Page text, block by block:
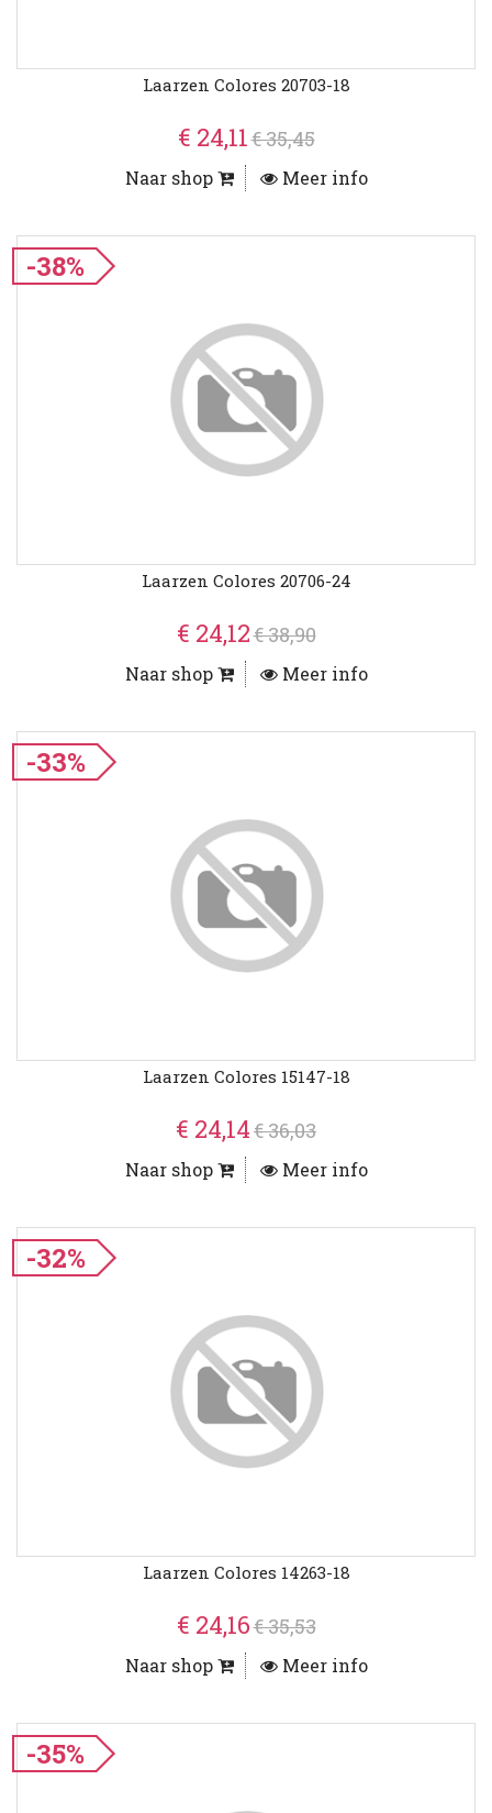
Laarzen Colores 20703-18
€ 24,11€ 35,45
Naar shop Meer info
-38%
Laarzen Colores 20706-24
€ 24,12€ 38,90
Naar shop Meer info
-33%
Laarzen Colores 15147-18
€ 24,14€ 36,03
Naar shop Meer info
-32%
Laarzen Colores 14263-18
€ 24,16€ 35,53
Naar shop Meer info
-35%